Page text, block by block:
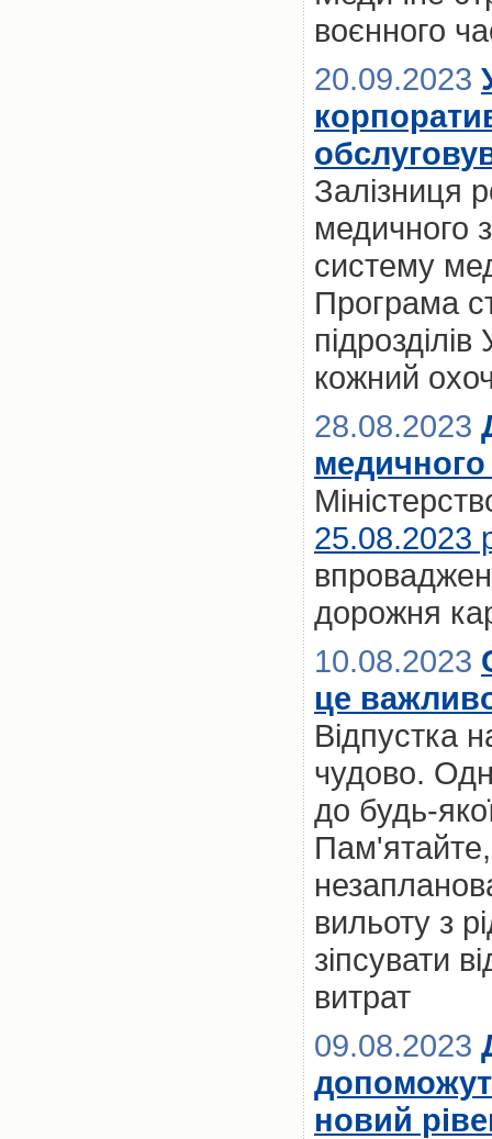
воєнного
20.09.2023
Залізниця
медичного
систему
Програма
кожний
28.08.2023
25.08.2023
дорожня
10.08.2023
це
Відпустка
чудово.
до будь-
вильоту з
зіпсувати
витрат
09.08.2023
новий